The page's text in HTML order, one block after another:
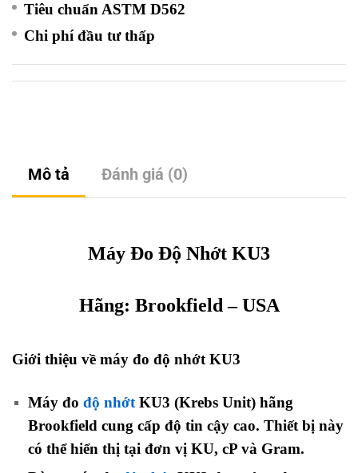
Tiêu chuẩn ASTM D562
Chi phí đầu tư thấp
Mô tả Đánh giá (0)
Máy Đo Độ Nhớt KU3
Hãng: Brookfield – USA
Giới thiệu về máy đo độ nhớt KU3
Máy đo độ nhớtKU3 (Krebs Unit) hãng
Brookfield cung cấp độ tin cậy cao. Thiết bị này
có thể hiển thị tại đơn vị KU, cP và Gram.